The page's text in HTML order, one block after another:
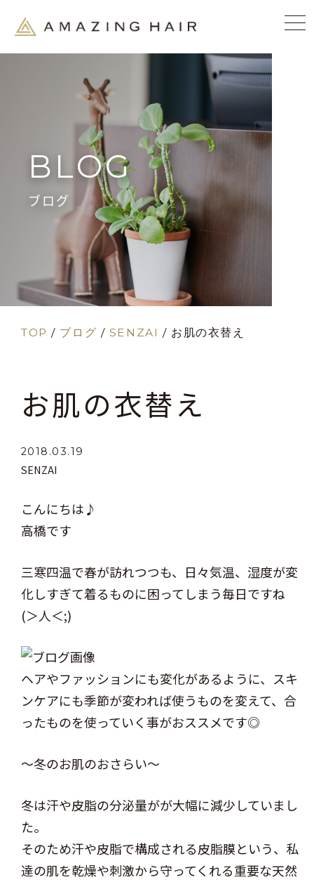
BLOG
ブログ
TOP / ブログ / SENZAI / お肌の衣替え
お肌の衣替え
2018.03.19
SENZAI
こんにちは♪
高橋です
三寒四温で春が訪れつつも、日々気温、湿度が変
化しすぎて着るものに困ってしまう毎日ですね
(＞人＜;)
ヘアやファッションにも変化があるように、スキ
ンケアにも季節が変われば使うものを変えて、合
ったものを使っていく事がおススメです◎
～冬のお肌のおさらい～
冬は汗や皮脂の分泌量がが大幅に減少していまし
た。
そのため汗や皮脂で構成される皮脂膜という、私
達の肌を乾燥や刺激から守ってくれる重要な天然